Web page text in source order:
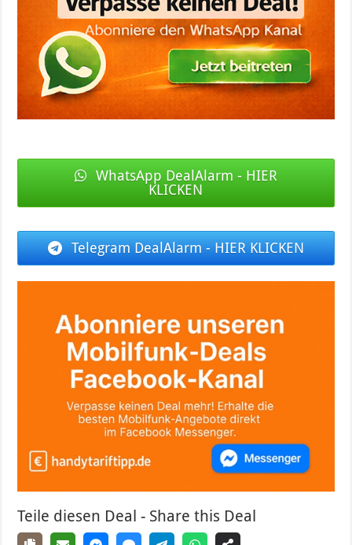
WhatsApp DealAlarm - HIER
KLICKEN
Telegram DealAlarm - HIER KLICKEN
Teile diesen Deal - Share this Deal